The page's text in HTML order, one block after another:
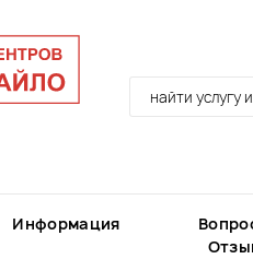
Информация